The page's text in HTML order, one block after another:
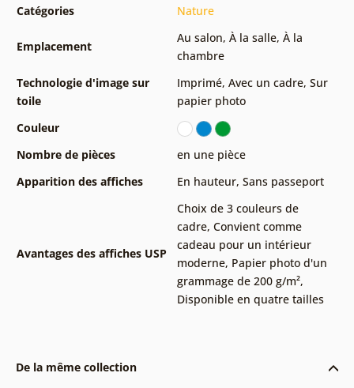
Catégories Nature
Emplacement
Au salon, À la salle, À la
chambre
Technologie d'image sur
toile
Imprimé, Avec un cadre, Sur
papier photo
Couleur
Nombre de pièces
en une pièce
Apparition des affiches
En hauteur, Sans passeport
Avantages des affiches USP
Choix de 3 couleurs de
cadre, Convient comme
cadeau pour un intérieur
moderne, Papier photo d'un
grammage de 200 g/m²,
Disponible en quatre tailles
De la même collection